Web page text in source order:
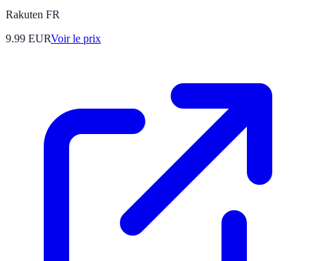
Rakuten FR
9.99 EURVoir le prix